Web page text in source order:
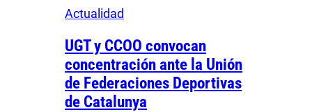
Actualidad
UGT y CCOO convocan
concentración ante la Unión
de Federaciones Deportivas
de Catalunya